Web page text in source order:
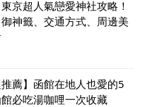
京超人氣戀愛神社攻略！
神籤、交通方式、周邊美
推薦】函館在地人也愛的5
必吃湯咖哩一次收藏